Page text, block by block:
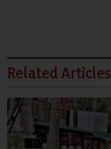
Related Articles